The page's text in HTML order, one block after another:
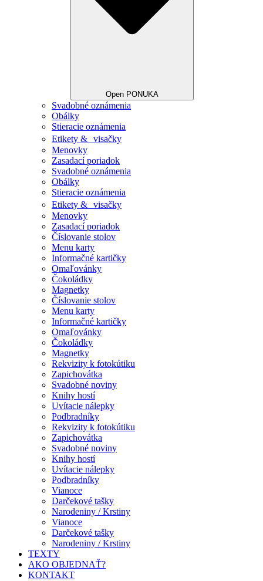
Open PONUKA
Svadobné oznámenia
Obálky
Stieracie oznámenia
Etikety & visačky
Menovky
Zasadací poriadok
Svadobné oznámenia
Obálky
Stieracie oznámenia
Etikety & visačky
Menovky
Zasadací poriadok
Číslovanie stolov
Menu karty
Informačné kartičky
Omaľovánky
Čokoládky
Magnetky
Číslovanie stolov
Menu karty
Informačné kartičky
Omaľovánky
Čokoládky
Magnetky
Rekvizity k fotokútiku
Zapichovátka
Svadobné noviny
Knihy hostí
Uvítacie nálepky
Podbradníky
Rekvizity k fotokútiku
Zapichovátka
Svadobné noviny
Knihy hostí
Uvítacie nálepky
Podbradníky
Vianoce
Darčekové tašky
Narodeniny / Krstiny
Vianoce
Darčekové tašky
Narodeniny / Krstiny
TEXTY
AKO OBJEDNAŤ?
KONTAKT